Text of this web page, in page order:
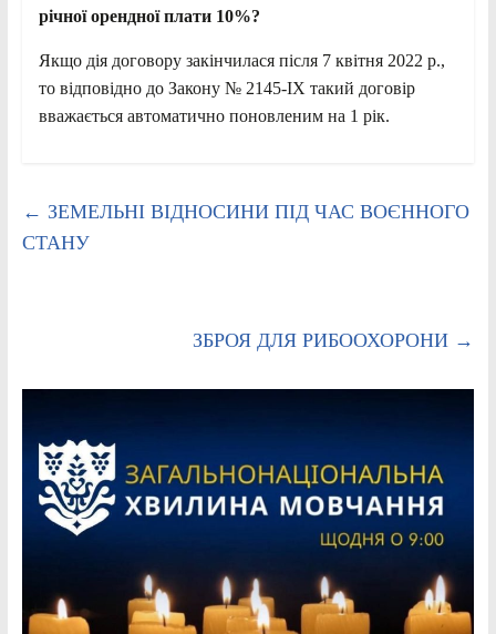
річної орендної плати 10%?
Якщо дія договору закінчилася після 7 квітня 2022 р.,
то відповідно до Закону № 2145-IX такий договір
вважається автоматично поновленим на 1 рік.
← ЗЕМЕЛЬНІ ВІДНОСИНИ ПІД ЧАС ВОЄННОГО
СТАНУ
ЗБРОЯ ДЛЯ РИБООХОРОНИ →